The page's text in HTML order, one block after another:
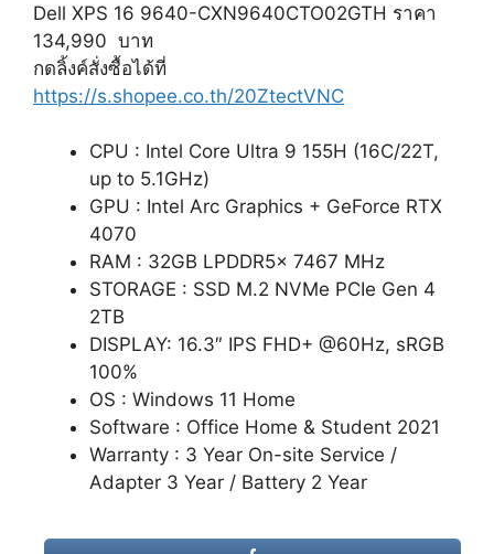
Dell XPS 16 9640-CXN9640CTO02GTH ราคา
134,990 บาท
กดลิ้งค์สั่งซื้อได้ที่
https://s.shopee.co.th/20ZtectVNC
CPU : Intel Core Ultra 9 155H (16C/22T,
up to 5.1GHz)
GPU : Intel Arc Graphics + GeForce RTX
4070
RAM : 32GB LPDDR5x 7467 MHz
STORAGE : SSD M.2 NVMe PCIe Gen 4
2TB
DISPLAY: 16.3″ IPS FHD+ @60Hz, sRGB
100%
OS : Windows 11 Home
Software : Office Home & Student 2021
Warranty : 3 Year On-site Service /
Adapter 3 Year / Battery 2 Year